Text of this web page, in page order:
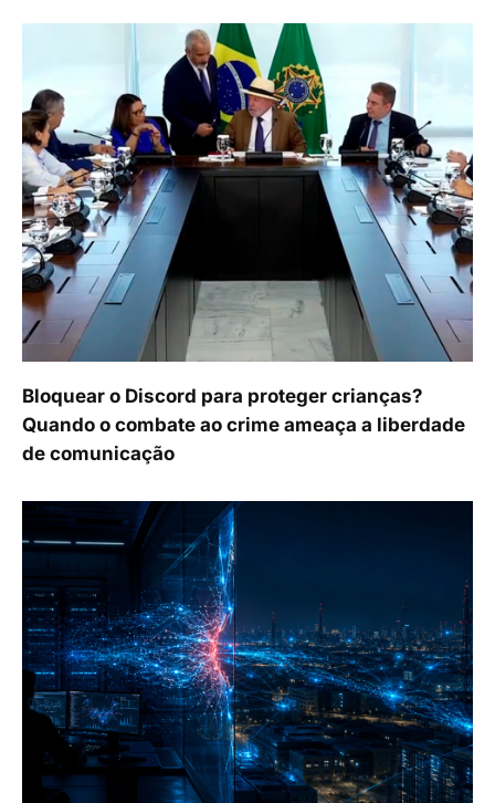
Bloquear o Discord para proteger crianças?
Quando o combate ao crime ameaça a liberdade
de comunicação